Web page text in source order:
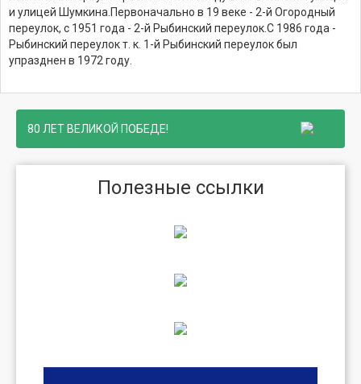
и улицей Шумкина.Первоначально в 19 веке - 2-й Огородный
переулок, с 1951 года - 2-й Рыбинский переулок.С 1986 года -
Рыбинский переулок т. к. 1-й Рыбинский переулок был
упразднен в 1972 году.
80 ЛЕТ ВЕЛИКОЙ ПОБЕДЕ!
Полезные ссылки